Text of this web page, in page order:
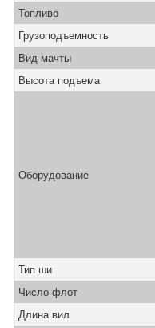
Топливо
Грузоподъемность
Вид мачты
Высота подъема
Оборудование
Тип ши
Число флот
Длина вил